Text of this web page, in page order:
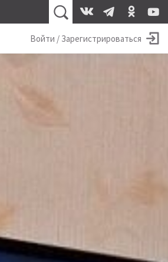
Войти / Зарегистрироваться